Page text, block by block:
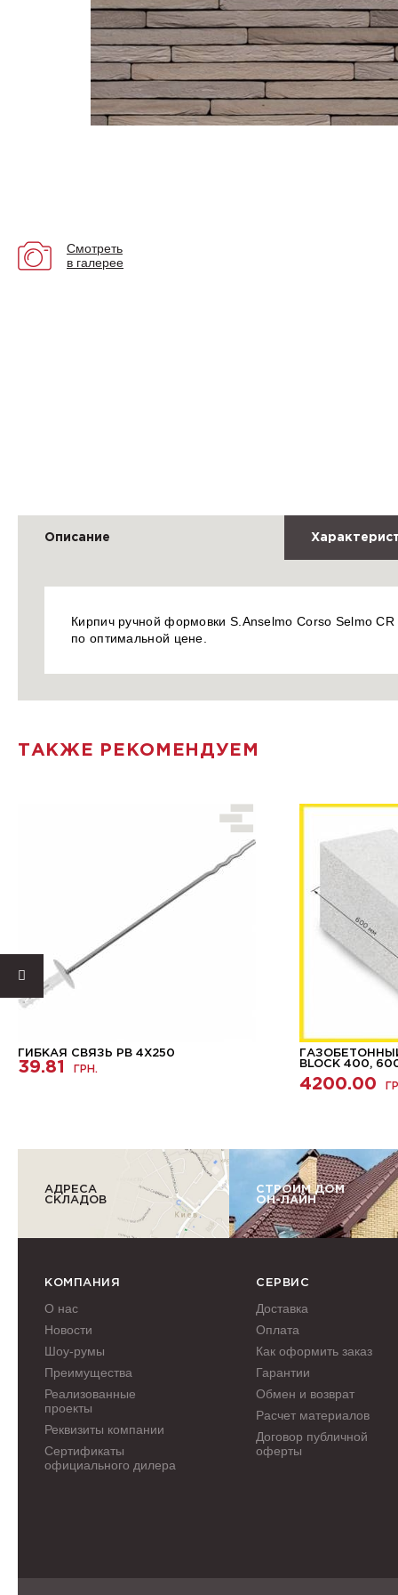
Смотреть
в галерее
Описание
Кирпич ручной формовки S.Anselmo Corso Selmo
по оптимальной цене.
ТАКЖЕ РЕКОМЕНДУЕМ
ГИБКАЯ СВЯЗЬ PB 4X250
39.81 ГРН.
BLOCK 400,
4200.00
АДРЕСА
СКЛАДОВ
СТРОИМ ДОМ
ОН-ЛАЙН
КОМПАНИЯ
О нас
Новости
Шоу-румы
Преимущества
Реализованные
проекты
Реквизиты компании
Сертификаты
официального дилера
СЕРВИС
Доставка
Оплата
Как оформить заказ
Гарантии
Обмен и возврат
Расчет материалов
Договор публичной
оферты